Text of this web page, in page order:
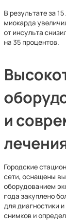
В результате за
миокарда
от инсульта
на 35 процентов.
и
Городские
сети, оснащены
оборудованием
года закуплено
для диагностики
снимков и